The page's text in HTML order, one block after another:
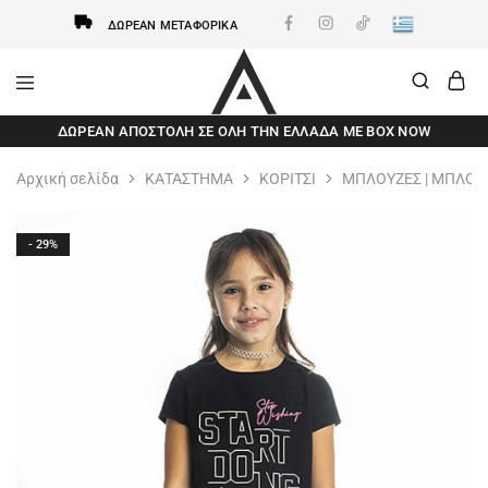
ΔΩΡΕΆΝ ΜΕΤΑΦΟΡΙΚΆ
AxidWear
Παιδικά
,
,
Ανδρικά
ΔΩΡΕΆΝ ΑΠΟΣΤΟΛΗ ΣΕ ΌΛΗ ΤΗΝ ΕΛΛΆΔΑ ΜΕ BOX NOW
Αρχική σελίδα ΚΑΤΑΣΤΗΜΑ ΚΟΡΙΤΣΙ ΜΠΛΟΥΖΕΣ |
- 29%